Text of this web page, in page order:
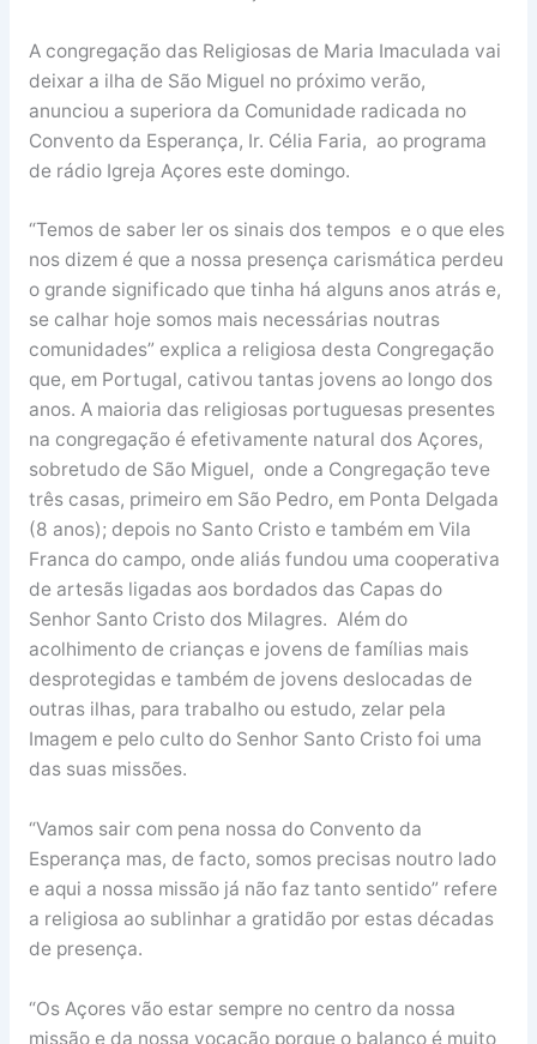
A congregação das Religiosas de Maria Imaculada vai
deixar a ilha de São Miguel no próximo verão,
anunciou a superiora da Comunidade radicada no
Convento da Esperança, Ir. Célia Faria, ao programa
de rádio Igreja Açores este domingo.
“Temos de saber ler os sinais dos tempos e o que eles
nos dizem é que a nossa presença carismática perdeu
o grande significado que tinha há alguns anos atrás e,
se calhar hoje somos mais necessárias noutras
comunidades” explica a religiosa desta Congregação
que, em Portugal, cativou tantas jovens ao longo dos
anos. A maioria das religiosas portuguesas presentes
na congregação é efetivamente natural dos Açores,
sobretudo de São Miguel, onde a Congregação teve
três casas, primeiro em São Pedro, em Ponta Delgada
(8 anos); depois no Santo Cristo e também em Vila
Franca do campo, onde aliás fundou uma cooperativa
de artesãs ligadas aos bordados das Capas do
Senhor Santo Cristo dos Milagres. Além do
acolhimento de crianças e jovens de famílias mais
desprotegidas e também de jovens deslocadas de
outras ilhas, para trabalho ou estudo, zelar pela
Imagem e pelo culto do Senhor Santo Cristo foi uma
das suas missões.
“Vamos sair com pena nossa do Convento da
Esperança mas, de facto, somos precisas noutro lado
e aqui a nossa missão já não faz tanto sentido” refere
a religiosa ao sublinhar a gratidão por estas décadas
de presença.
“Os Açores vão estar sempre no centro da nossa
missão e da nossa vocação porque o balanço é muito